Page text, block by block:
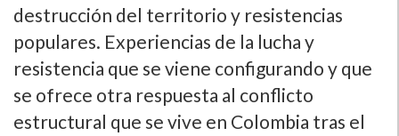
destrucción del territorio y resistencias
populares. Experiencias de la lucha y
resistencia que se viene configurando y que
se ofrece otra respuesta al conflicto
estructural que se vive en Colombia tras el